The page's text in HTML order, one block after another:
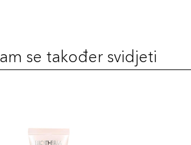
se također svidjeti